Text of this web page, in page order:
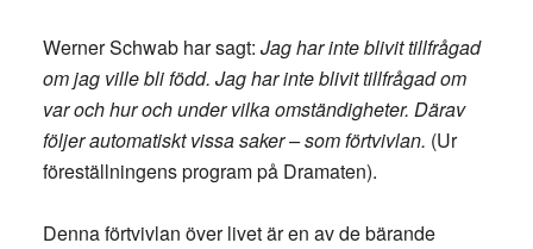
Werner Schwab har sagt: Jag har inte blivit tillfrågad
om jag ville bli född. Jag har inte blivit tillfrågad om
var och hur och under vilka omständigheter. Därav
följer automatiskt vissa saker – som förtvivlan. (Ur
föreställningens program på Dramaten).
Denna förtvivlan över livet är en av de bärande